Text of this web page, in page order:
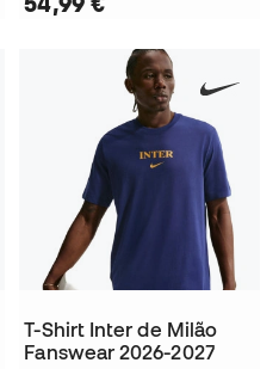
T-Shirt Inter de Milão
Fanswear 2026-2027